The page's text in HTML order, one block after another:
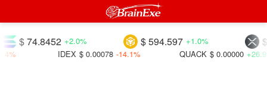
$
$ 594.597 +1.0%
74.8452 +2.0%
QUACK $ 0.00000 +26.9%
$ 0.00078 -14.1%